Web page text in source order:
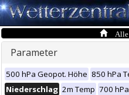
Alle
Parameter
500 hPa Geopot. Höhe 850 hPa
Niederschlag 2m Temp 700